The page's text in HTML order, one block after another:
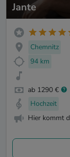
Jante
Chemnitz
94 km
ab 1290 €
Hochzeit
Hier kommt